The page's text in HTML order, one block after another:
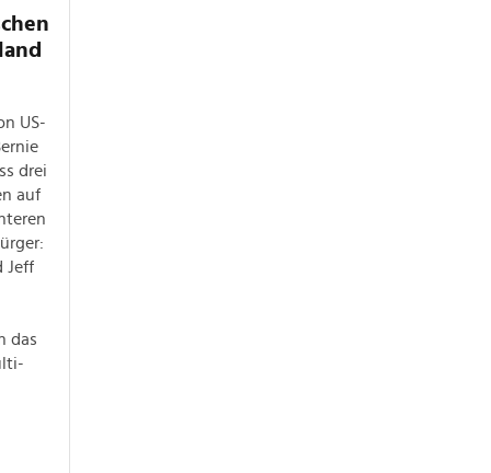
US-
drei
auf
Jeff
das